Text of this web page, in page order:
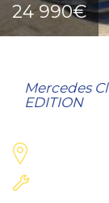
24 990€
Mercedes
EDITION